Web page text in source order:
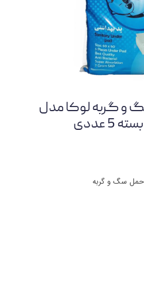
و گربه لوکا مدل
حمل سگ و گربه